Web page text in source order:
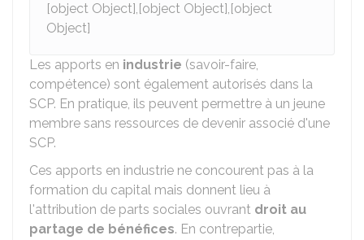
[object Object],[object Object],[object
Object]
Les apports en industrie (savoir-faire,
compétence) sont également autorisés dans la
SCP. En pratique, ils peuvent permettre à un jeune
membre sans ressources de devenir associé d'une
SCP.
Ces apports en industrie ne concourent pas à la
formation du capital mais donnent lieu à
l'attribution de parts sociales ouvrant droit au
partage de bénéfices. En contrepartie,